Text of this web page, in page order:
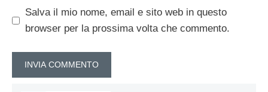
Salva il mio nome, email e sito web in questo
browser per la prossima volta che commento.